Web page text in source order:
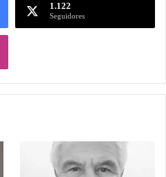
1.122
Seguidores